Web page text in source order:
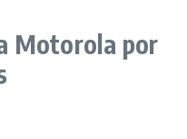
Motorola por